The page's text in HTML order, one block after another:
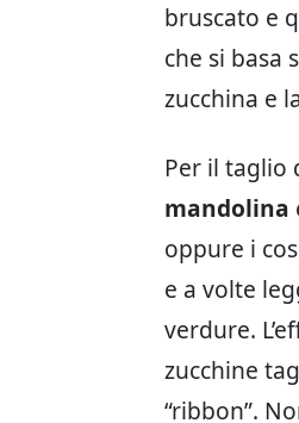
bruscato e
che si basa
zucchina e
Per il taglio
mandolina
oppure i
e a volte
verdure.
zucchine
“ribbon”.